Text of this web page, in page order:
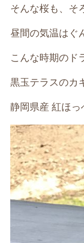
そんな桜も、そ
昼間の気温はぐ
こんな時期のド
黒玉テラスのカ
静岡県産 紅ほっ